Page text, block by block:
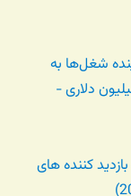
از آینده شغل‌ها به
دلاری -
بازدید کننده های